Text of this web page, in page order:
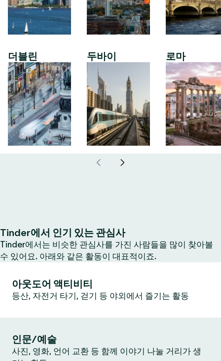
더블린 두바이 로마
Tinder에서 인기 있는 관심사
Tinder에서는 비슷한 관심사를 가진 사람들을 많이 찾아볼
수 있어요. 아래와 같은 활동이 대표적이죠.
아웃도어 액티비티
등산, 자전거 타기, 걷기 등 야외에서 즐기는 활동
인문/예술
사진, 영화, 언어 교환 등 함께 이야기 나눌 거리가 생